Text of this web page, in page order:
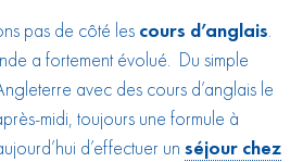
pas de côté les cours d’anglais.
a fortement évolué. Du simple
avec des cours d’anglais le
midi, toujours une formule à
d’effectuer un séjour chez